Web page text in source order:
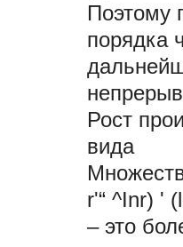
Поэтому
порядка
Рост
вида
r'“ ^Inr) '
– это